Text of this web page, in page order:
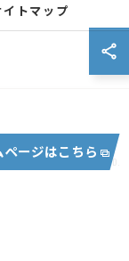
ージはこちら
イトマップ
RIGHTS RESERVED.